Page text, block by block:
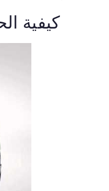
كيفية